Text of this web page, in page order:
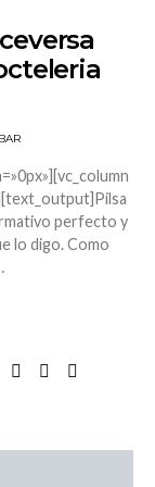
perfecto y
lo digo. Como